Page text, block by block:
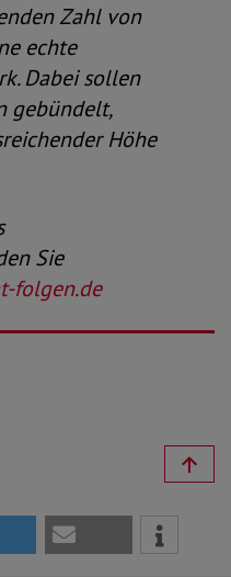
Zahl von
echte
Dabei sollen
gebündelt,
Höhe
Sie
folgen.de